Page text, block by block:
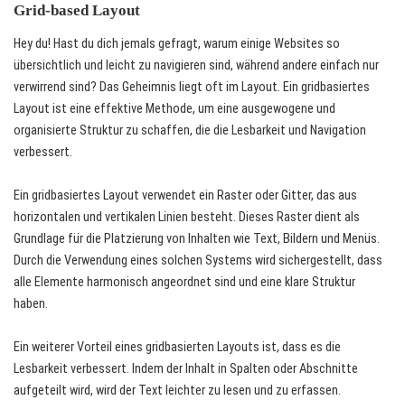
Grid-based Layout
Hey du! Hast du dich jemals gefragt, warum einige Websites so
übersichtlich und leicht zu navigieren sind, während andere einfach nur
verwirrend sind? Das Geheimnis liegt oft im Layout. Ein gridbasiertes
Layout ist eine effektive Methode, um eine ausgewogene und
organisierte Struktur zu schaffen, die die Lesbarkeit und Navigation
verbessert.
Ein gridbasiertes Layout verwendet ein Raster oder Gitter, das aus
horizontalen und vertikalen Linien besteht. Dieses Raster dient als
Grundlage für die Platzierung von Inhalten wie Text, Bildern und Menüs.
Durch die Verwendung eines solchen Systems wird sichergestellt, dass
alle Elemente harmonisch angeordnet sind und eine klare Struktur
haben.
Ein weiterer Vorteil eines gridbasierten Layouts ist, dass es die
Lesbarkeit verbessert. Indem der Inhalt in Spalten oder Abschnitte
aufgeteilt wird, wird der Text leichter zu lesen und zu erfassen.